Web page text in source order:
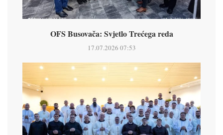
OFS Busovača: Svjetlo Trećega reda
17.07.2026 07:53